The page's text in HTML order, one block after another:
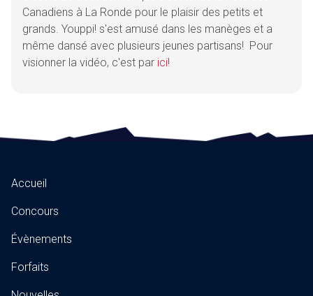
Canadiens à La Ronde pour le plaisir des petits et
grands. Youppi! s'est amusé dans les manèges et a
même dansé avec plusieurs jeunes partisans! Pour
visionner la vidéo, c'est par ici!
Accueil
Concours
Évènements
Forfaits